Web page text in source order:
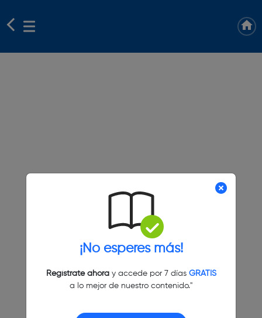
¡No esperes más!
Regístrate ahoray accede por 7 días GRATIS
a lo mejor de nuestro contenido."